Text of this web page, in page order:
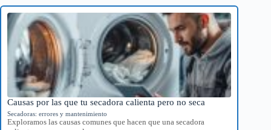
Causas por las que tu secadora calienta pero no seca
Secadoras: errores y mantenimiento
Exploramos las causas comunes que hacen que una secadora